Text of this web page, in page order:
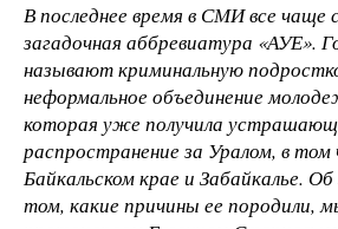
В последнее время в СМИ все чаще
загадочная аббревиатура «АУЕ».
называют криминальную
неформальное объединение
которая уже получила
распространение за Уралом, в том
Байкальском крае и Забайкалье.
том, какие причины ее породили,